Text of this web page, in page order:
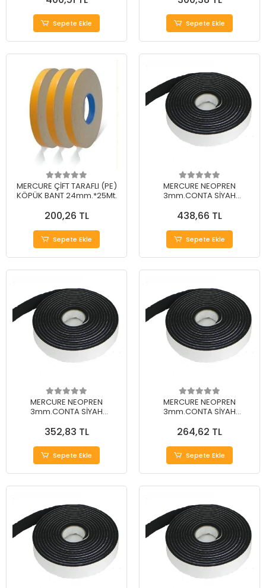
Sepete Ekle Sepete Ekle
MERCURE ÇİFT TARAFLI (PE)
KÖPÜK BANT 24mm.*25Mt.
200,26 TL
Sepete Ekle
MERCURE NEOPREN
3mm.CONTA SİYAH
438,66 TL
Sepete Ekle
MERCURE NEOPREN
3mm.CONTA SİYAH
352,83 TL
Sepete Ekle
MERCURE NEOPREN
3mm.CONTA SİYAH
264,62 TL
Sepete Ekle